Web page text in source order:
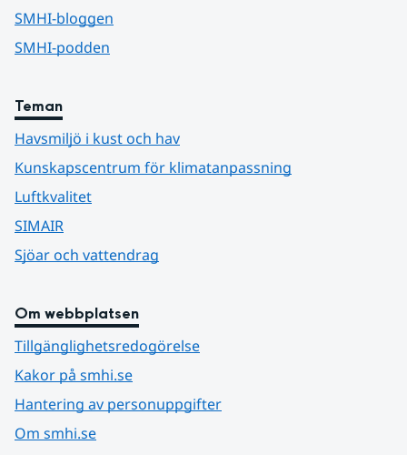
SMHI-bloggen
SMHI-podden
Teman
Havsmiljö i kust och hav
Kunskapscentrum för klimatanpassning
Luftkvalitet
SIMAIR
Sjöar och vattendrag
Om webbplatsen
Tillgänglighetsredogörelse
Kakor på smhi.se
Hantering av personuppgifter
Om smhi.se